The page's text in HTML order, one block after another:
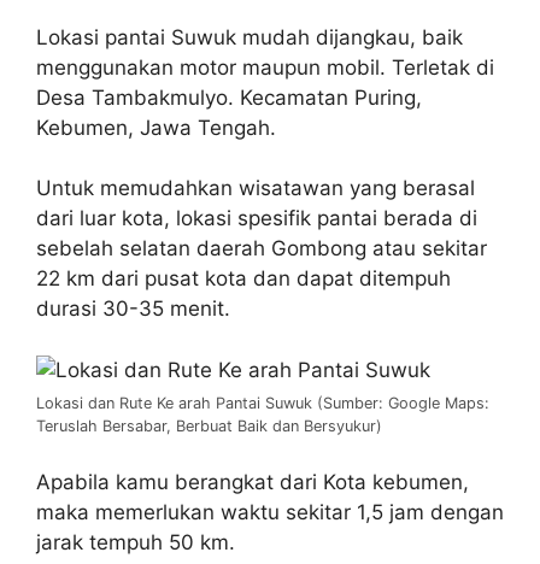
Lokasi pantai Suwuk mudah dijangkau, baik
menggunakan motor maupun mobil. Terletak di
Desa Tambakmulyo. Kecamatan Puring,
Kebumen, Jawa Tengah.
Untuk memudahkan wisatawan yang berasal
dari luar kota, lokasi spesifik pantai berada di
sebelah selatan daerah Gombong atau sekitar
22 km dari pusat kota dan dapat ditempuh
durasi 30-35 menit.
Lokasi dan Rute Ke arah Pantai Suwuk (Sumber: Google Maps:
Teruslah Bersabar, Berbuat Baik dan Bersyukur)
Apabila kamu berangkat dari Kota kebumen,
maka memerlukan waktu sekitar 1,5 jam dengan
jarak tempuh 50 km.